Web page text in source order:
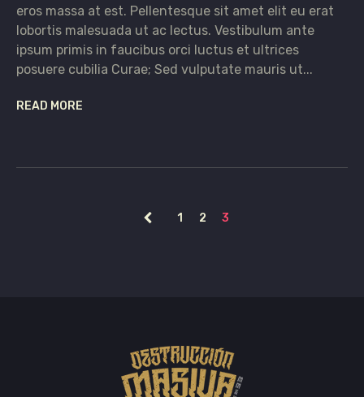
eros massa at est. Pellentesque sit amet elit eu erat
lobortis malesuada ut ac lectus. Vestibulum ante
ipsum primis in faucibus orci luctus et ultrices
posuere cubilia Curae; Sed vulputate mauris ut...
READ MORE
1 2 3